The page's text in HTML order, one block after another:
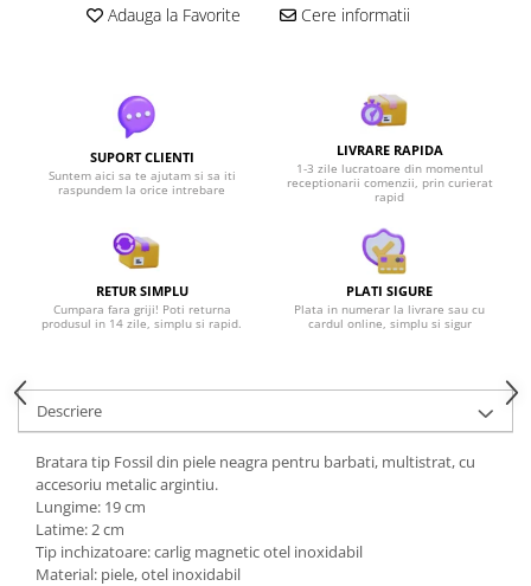
Adauga la Favorite Cere informatii
SUPORT CLIENTI
Suntem aici sa te ajutam si sa iti
raspundem la orice intrebare
LIVRARE RAPIDA
1-3 zile lucratoare din momentul
receptionarii comenzii, prin curierat
rapid
RETUR SIMPLU
Cumpara fara griji! Poti returna
produsul in 14 zile, simplu si rapid.
PLATI SIGURE
Plata in numerar la livrare sau cu
cardul online, simplu si sigur
Descriere
Bratara tip Fossil din piele neagra pentru barbati, multistrat, cu
accesoriu metalic argintiu.
Lungime: 19 cm
Latime: 2 cm
Tip inchizatoare: carlig magnetic otel inoxidabil
Material: piele, otel inoxidabil